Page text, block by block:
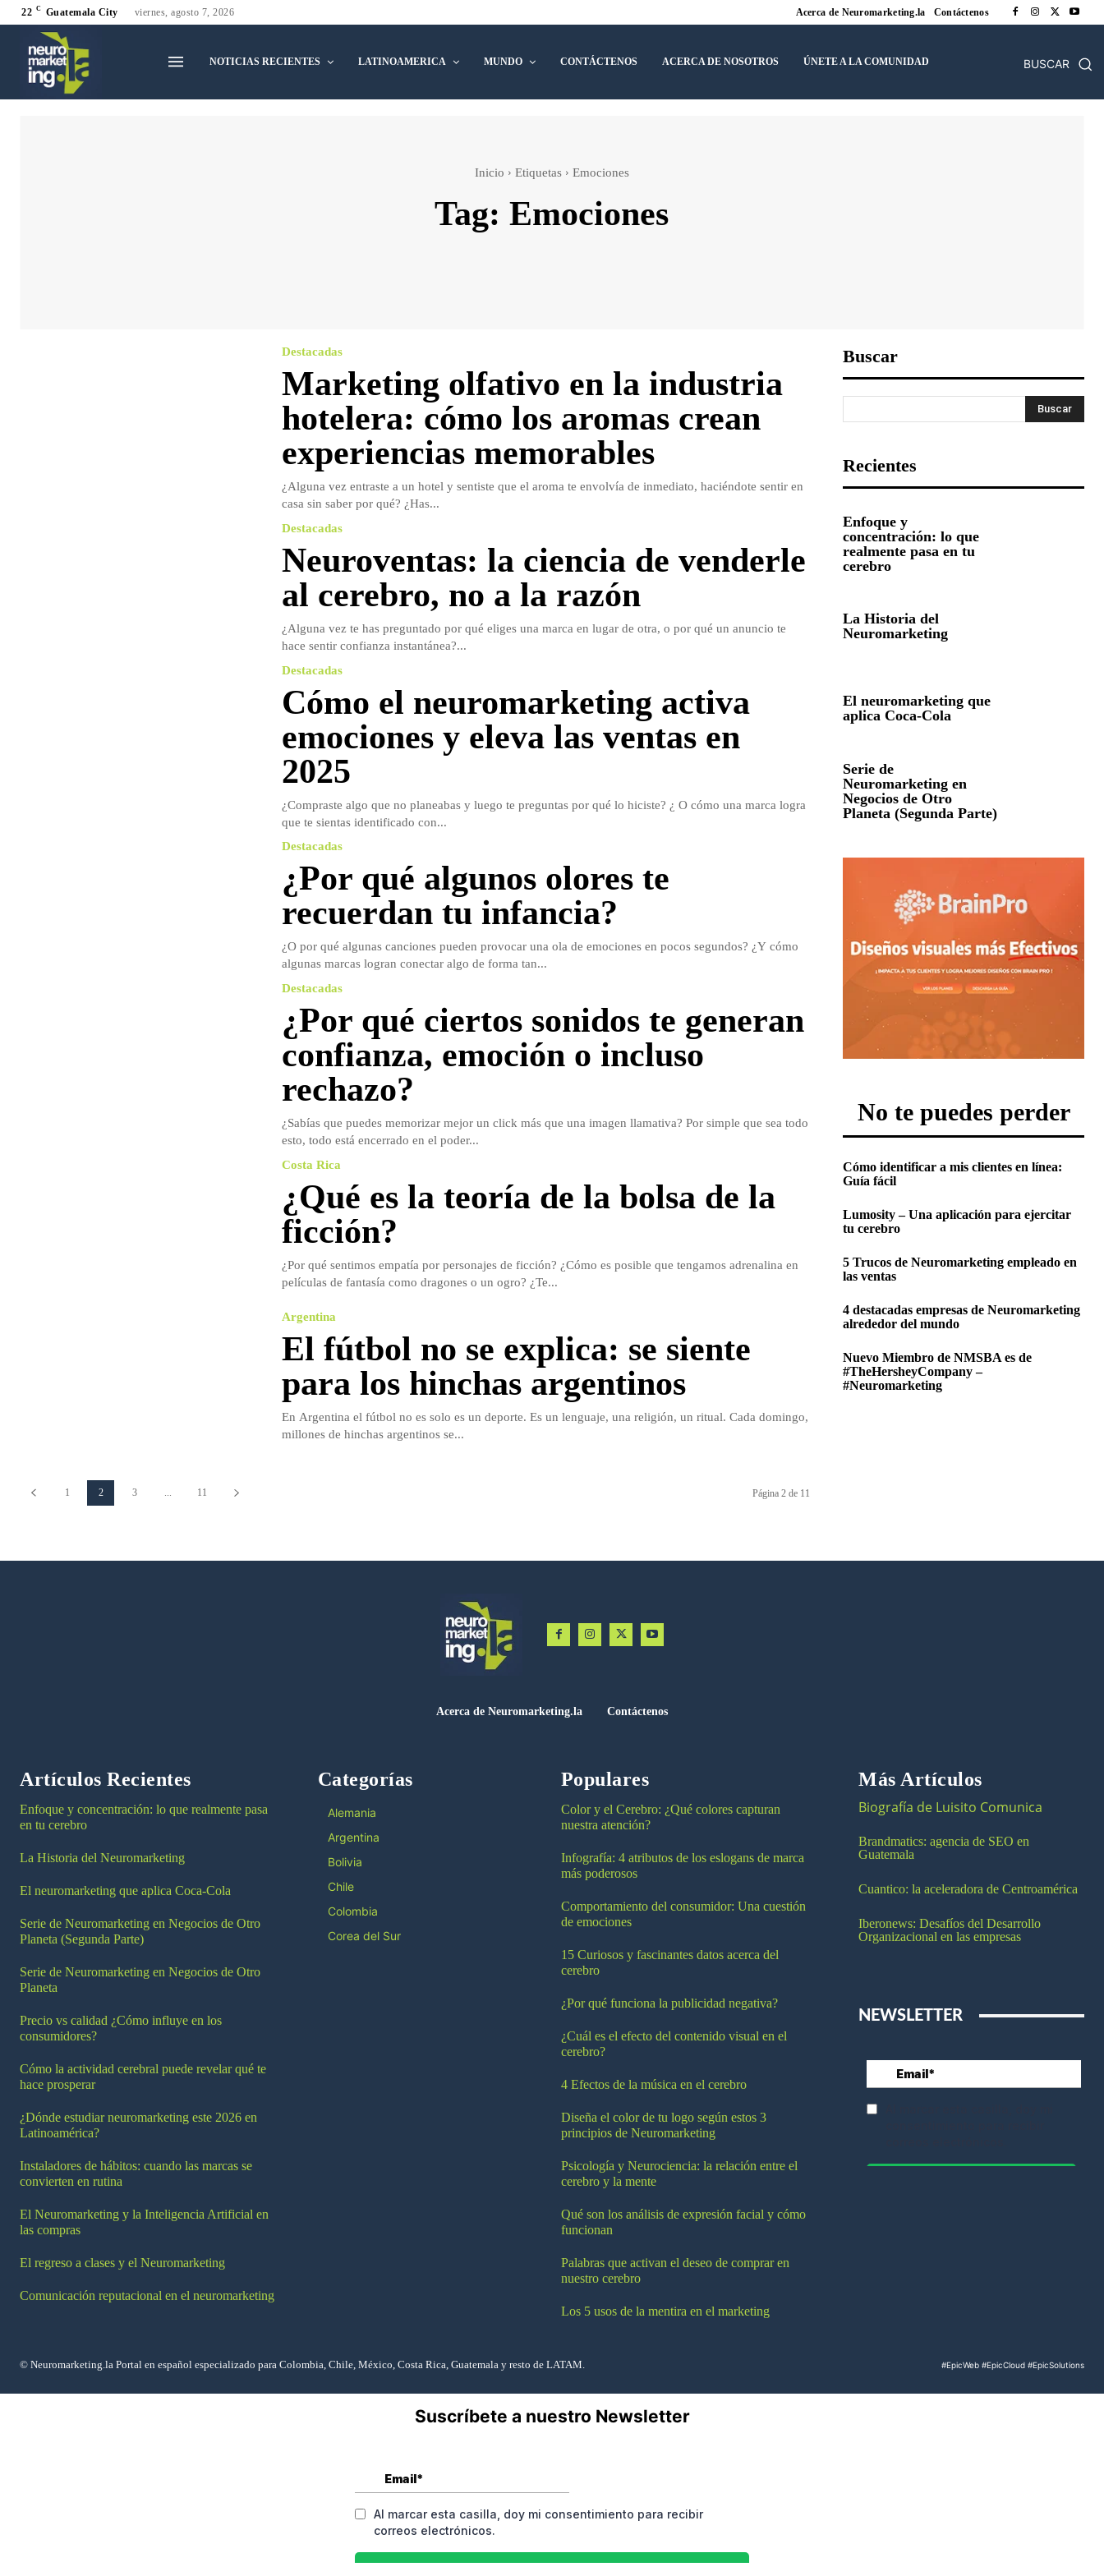
22 C Guatemala City viernes, agosto 7, 2026 Acerca de Neuromarketing.la Contáctenos
NOTICIAS RECIENTES LATINOAMERICA MUNDO CONTÁCTENOS ACERCA DE NOSOTROS ÚNETE A LA COMUNIDAD BUSCAR
Inicio Etiquetas Emociones
Tag: Emociones
Destacadas
Marketing olfativo en la industria
hotelera: cómo los aromas crean
experiencias memorables
¿Alguna vez entraste a un hotel y sentiste que el aroma te envolvía de inmediato, haciéndote sentir en
casa sin saber por qué? ¿Has...
Destacadas
Neuroventas: la ciencia de venderle
al cerebro, no a la razón
¿Alguna vez te has preguntado por qué eliges una marca en lugar de otra, o por qué un anuncio te
hace sentir confianza instantánea?...
Destacadas
Cómo el neuromarketing activa
emociones y eleva las ventas en
2025
¿Compraste algo que no planeabas y luego te preguntas por qué lo hiciste? ¿ O cómo una marca logra
que te sientas identificado con...
Destacadas
¿Por qué algunos olores te
recuerdan tu infancia?
¿O por qué algunas canciones pueden provocar una ola de emociones en pocos segundos? ¿Y cómo
algunas marcas logran conectar algo de forma tan...
Destacadas
¿Por qué ciertos sonidos te generan
confianza, emoción o incluso
rechazo?
¿Sabías que puedes memorizar mejor un click más que una imagen llamativa? Por simple que sea todo
esto, todo está encerrado en el poder...
Costa Rica
¿Qué es la teoría de la bolsa de la
ficción?
¿Por qué sentimos empatía por personajes de ficción? ¿Cómo es posible que tengamos adrenalina en
películas de fantasía como dragones o un ogro? ¿Te...
Argentina
El fútbol no se explica: se siente
para los hinchas argentinos
En Argentina el fútbol no es solo es un deporte. Es un lenguaje, una religión, un ritual. Cada domingo,
millones de hinchas argentinos se...
1 2 3 11 Página 2 de 11
Buscar
Buscar
Recientes
Enfoque y
concentración: lo que
realmente pasa en tu
cerebro
La Historia del
Neuromarketing
El neuromarketing que
aplica Coca-Cola
Serie de
Neuromarketing en
Negocios de Otro
Planeta (Segunda Parte)
No te puedes perder
Cómo identificar a mis clientes en línea:
Guía fácil
Lumosity – Una aplicación para ejercitar
tu cerebro
5 Trucos de Neuromarketing empleado en
las ventas
4 destacadas empresas de Neuromarketing
alrededor del mundo
Nuevo Miembro de NMSBA es de
#TheHersheyCompany –
#Neuromarketing
Acerca de Neuromarketing.la Contáctenos
Artículos Recientes
Enfoque y concentración: lo que realmente pasa
en tu cerebro
La Historia del Neuromarketing
El neuromarketing que aplica Coca-Cola
Serie de Neuromarketing en Negocios de Otro
Planeta (Segunda Parte)
Serie de Neuromarketing en Negocios de Otro
Planeta
Precio vs calidad ¿Cómo influye en los
consumidores?
Cómo la actividad cerebral puede revelar qué te
hace prosperar
¿Dónde estudiar neuromarketing este 2026 en
Latinoamérica?
Instaladores de hábitos: cuando las marcas se
convierten en rutina
El Neuromarketing y la Inteligencia Artificial en
las compras
El regreso a clases y el Neuromarketing
Comunicación reputacional en el neuromarketing
Categorías
Alemania
Argentina
Bolivia
Chile
Colombia
Corea del Sur
Populares
Color y el Cerebro: ¿Qué colores capturan
nuestra atención?
Infografía: 4 atributos de los eslogans de marca
más poderosos
Comportamiento del consumidor: Una cuestión
de emociones
15 Curiosos y fascinantes datos acerca del
cerebro
¿Por qué funciona la publicidad negativa?
¿Cuál es el efecto del contenido visual en el
cerebro?
4 Efectos de la música en el cerebro
Diseña el color de tu logo según estos 3
principios de Neuromarketing
Psicología y Neurociencia: la relación entre el
cerebro y la mente
Qué son los análisis de expresión facial y cómo
funcionan
Palabras que activan el deseo de comprar en
nuestro cerebro
Los 5 usos de la mentira en el marketing
Más Artículos
Biografía de Luisito Comunica
Brandmatics: agencia de SEO en
Guatemala
Cuantico: la aceleradora de Centroamérica
Iberonews: Desafíos del Desarrollo
Organizacional en las empresas
NEWSLETTER
© Neuromarketing.la Portal en español especializado para Colombia, Chile, México, Costa Rica, Guatemala y resto de LATAM. #EpicWeb #EpicCloud #EpicSolutions
Suscríbete a nuestro Newsletter